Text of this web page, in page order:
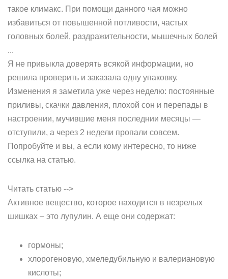
такое климакс. При помощи данного чая можно
избавиться от повышенной потливости, частых
головных болей, раздражительности, мышечных болей
...
Я не привыкла доверять всякой информации, но
решила проверить и заказала одну упаковку.
Изменения я заметила уже через неделю: постоянные
приливы, скачки давления, плохой сон и перепады в
настроении, мучившие меня последнии месяцы —
отступили, а через 2 недели пропали совсем.
Попробуйте и вы, а если кому интересно, то ниже
ссылка на статью.
Читать статью -->
Активное вещество, которое находится в незрелых
шишках – это лупулин. А еще они содержат:
гормоны;
хлорогеновую, хмеледубильную и валериановую
кислоты;